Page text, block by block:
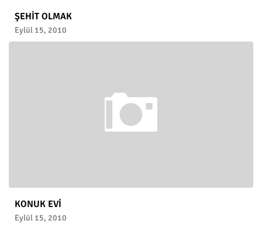
ŞEHİT OLMAK
Eylül 15, 2010
KONUK EVİ
Eylül 15, 2010